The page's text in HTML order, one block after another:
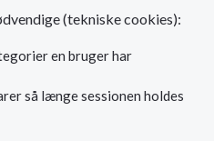
(tekniske cookies):
en bruger har
så længe sessionen holdes